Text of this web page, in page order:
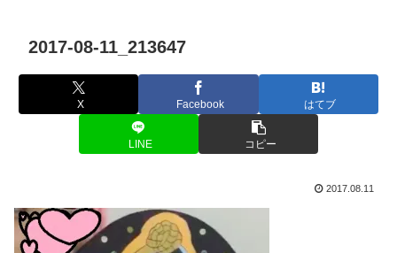
2017-08-11_213647
X Facebook はてブ
LINE コピー
2017.08.11